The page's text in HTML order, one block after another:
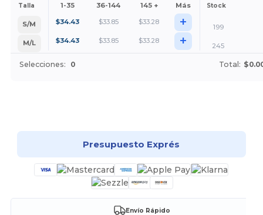
Talla 1-35 36-144 145 + Más Stock
S/M $34.43 $33.85 $33.28 +
199
M/L
$34.43 $33.85 $33.28 + 245
Selecciones: 0 Total:
Presupuesto Exprés
Envío Rápido